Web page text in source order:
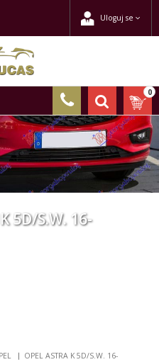
Uloguj se
0
5D/S.W. 16-
OPEL ASTRA K 5D/S.W. 16-